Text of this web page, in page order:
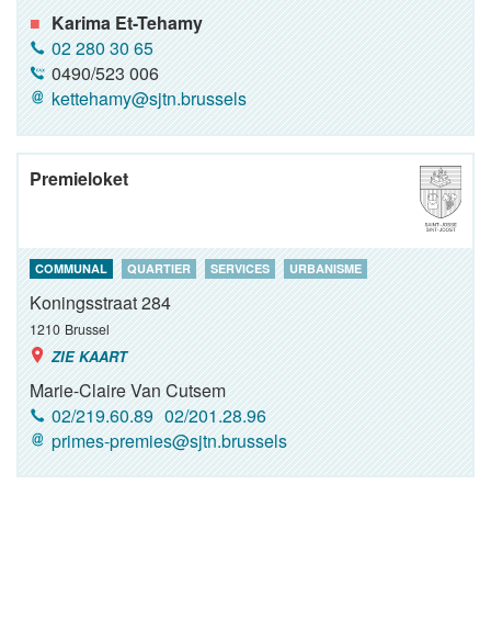
Karima Et-Tehamy
02 280 30 65
0490/523 006
kettehamy@sjtn.brussels
Premieloket
COMMUNAL QUARTIER SERVICES URBANISME
Koningsstraat 284
1210 Brussel
ZIE KAART
Marie-Claire Van Cutsem
02/219.60.89 02/201.28.96
primes-premies@sjtn.brussels